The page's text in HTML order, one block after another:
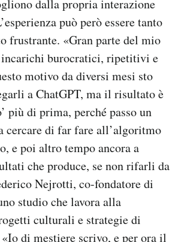
dalla propria interazione
può però essere tanto
frustrante. «Gran parte del mio
burocratici, ripetitivi e
motivo da diversi mesi sto
a ChatGPT, ma il risultato è
più di prima, perché passo un
cercare di far fare all’algoritmo
e poi altro tempo ancora a
che produce, se non rifarli da
Nejrotti, co-fondatore di
studio che lavora alla
culturali e strategie di
di mestiere scrivo, e per ora il